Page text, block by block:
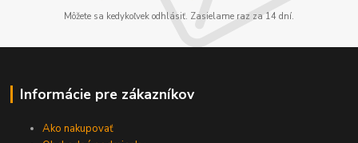
Môžete sa kedykoľvek odhlásiť. Zasielame raz za 14 dní.
Informácie pre zákazníkov
Ako nakupovať